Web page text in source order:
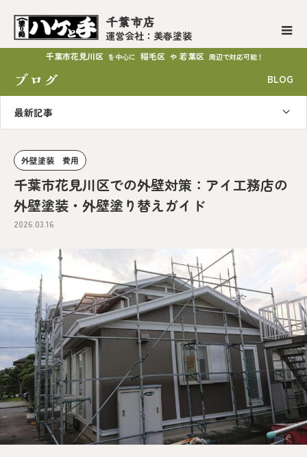
千葉市店
運営会社：美春塗装
千葉市花見川区 を中心に 稲毛区 や 若葉区 周辺で対応可能！
ブログ BLOG
最新記事
外壁塗装 費用
千葉市花見川区での外壁対策：アイ工務店の
外壁塗装・外壁塗り替えガイド
2026.03.16